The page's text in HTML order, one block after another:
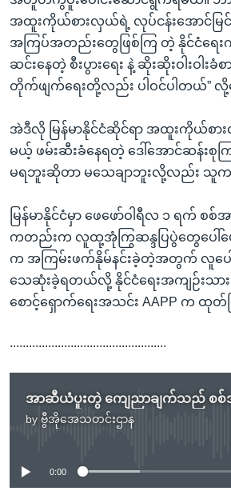
အထူးကိုယ်စားလှယ်ရဲ့ လုပ်ငန်းအောင်မြင်
အကြပ်အတည်းတွေဖြစ်ကြ တဲ့ နိုင်ငံရေး
ဆင်းနေတဲ့ စီးပွားရေး နဲ့ ဆိုးဆိုးဝါးဝါးခံ
တိုက်ဖျက်ရေးတို့လည်း ပါဝင်ပါတယ်” လို့ပ
အဲဒီလို မြန်မာနိုင်ငံဆိုင်ရာ အထူးကိုယ်စ
မယ့် ဖမ်းဆီးခံနေရတဲ့ ဒေါ်အောင်ဆန်း
မရဘူးဆိုတာ မသေချာဘူးလို့လည်း သူက
မြန်မာနိုင်ငံမှာ ဖေဖော်ဝါရီလ ၁ ရက် စစ်
ကတည်းက လူထု့အုံကြွဆန္ဒပြပွဲတွေပေါ်ပ
က အကြမ်းဖက်နိုမ်နင်းခဲ့တဲ့အတွက် လူပေါ
သေဆုံးခဲ့ရတယ်လို့ နိုင်ငံရေးအကျဉ်းသား
စောင့်ရှောက်ရေးအသင်း AAPP က ထုတ်
.................................................
by ဗွီအိုအေသတင်းဌာန
No media source
0:00